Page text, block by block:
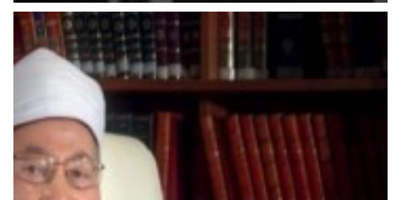
الخميس 6 أغسطس 2026 10:52 ص